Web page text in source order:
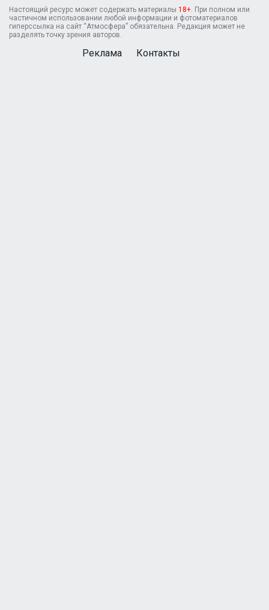
Настоящий ресурс может содержать материалы 18+ . При полном или
частичном использовании любой информации и фотоматериалов
гиперссылка на сайт “Атмосфера” обязательна. Редакция может не
разделять точку зрения авторов.
Реклама Контакты